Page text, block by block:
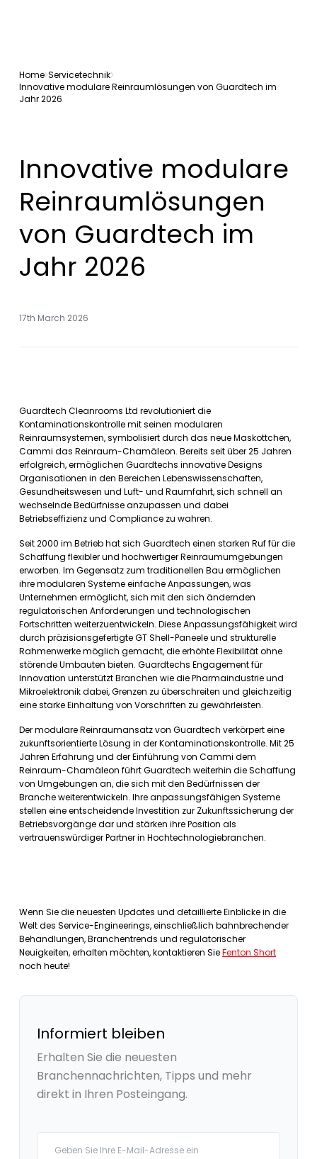
Home Servicetechnik
Innovative modulare Reinraumlösungen von Guardtech im
Jahr 2026
Innovative modulare
Reinraumlösungen
von Guardtech im
Jahr 2026
17th March 2026
Guardtech Cleanrooms Ltd revolutioniert die
Kontaminationskontrolle mit seinen modularen
Reinraumsystemen, symbolisiert durch das neue Maskottchen,
Cammi das Reinraum-Chamäleon. Bereits seit über 25 Jahren
erfolgreich, ermöglichen Guardtechs innovative Designs
Organisationen in den Bereichen Lebenswissenschaften,
Gesundheitswesen und Luft- und Raumfahrt, sich schnell an
wechselnde Bedürfnisse anzupassen und dabei
Betriebseffizienz und Compliance zu wahren.
Seit 2000 im Betrieb hat sich Guardtech einen starken Ruf für die
Schaffung flexibler und hochwertiger Reinraumumgebungen
erworben. Im Gegensatz zum traditionellen Bau ermöglichen
ihre modularen Systeme einfache Anpassungen, was
Unternehmen ermöglicht, sich mit den sich ändernden
regulatorischen Anforderungen und technologischen
Fortschritten weiterzuentwickeln. Diese Anpassungsfähigkeit wird
durch präzisionsgefertigte GT Shell-Paneele und strukturelle
Rahmenwerke möglich gemacht, die erhöhte Flexibilität ohne
störende Umbauten bieten. Guardtechs Engagement für
Innovation unterstützt Branchen wie die Pharmaindustrie und
Mikroelektronik dabei, Grenzen zu überschreiten und gleichzeitig
eine starke Einhaltung von Vorschriften zu gewährleisten.
Der modulare Reinraumansatz von Guardtech verkörpert eine
zukunftsorientierte Lösung in der Kontaminationskontrolle. Mit 25
Jahren Erfahrung und der Einführung von Cammi dem
Reinraum-Chamäleon führt Guardtech weiterhin die Schaffung
von Umgebungen an, die sich mit den Bedürfnissen der
Branche weiterentwickeln. Ihre anpassungsfähigen Systeme
stellen eine entscheidende Investition zur Zukunftssicherung der
Betriebsvorgänge dar und stärken ihre Position als
vertrauenswürdiger Partner in Hochtechnologiebranchen.
Wenn Sie die neuesten Updates und detaillierte Einblicke in die
Welt des Service-Engineerings, einschließlich bahnbrechender
Behandlungen, Branchentrends und regulatorischer
Neuigkeiten, erhalten möchten, kontaktieren SieFenton Short
noch heute!
Informiert bleiben
Erhalten Sie die neuesten
Branchennachrichten, Tipps und mehr
direkt in Ihren Posteingang.